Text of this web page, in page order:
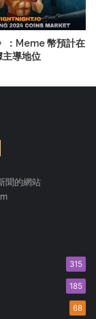
：Meme 幣預計在
導地位
聞的網站
315
185
68